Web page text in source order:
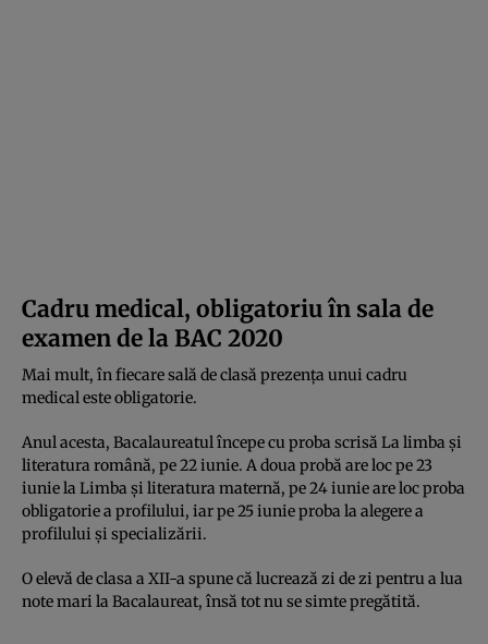
Cadru medical, obligatoriu în sala de
examen de la BAC 2020
Mai mult, în fiecare sală de clasă prezenţa unui cadru
medical este obligatorie.
Anul acesta, Bacalaureatul începe cu proba scrisă La limba şi
literatura română, pe 22 iunie. A doua probă are loc pe 23
iunie la Limba şi literatura maternă, pe 24 iunie are loc proba
obligatorie a profilului, iar pe 25 iunie proba la alegere a
profilului și specializării.
O elevă de clasa a XII-a spune că lucrează zi de zi pentru a lua
note mari la Bacalaureat, însă tot nu se simte pregătită.